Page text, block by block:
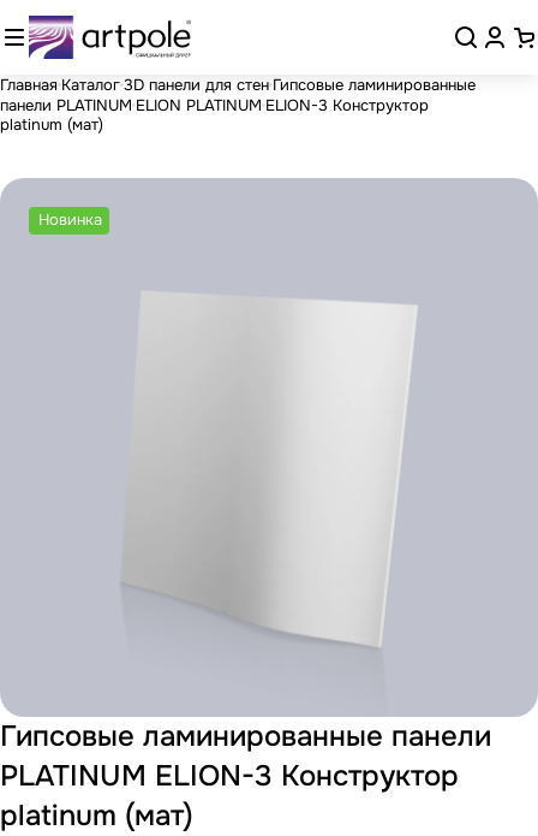
Главная Каталог3D панели для стен Гипсовые ламинированные
панели PLATINUM ELION PLATINUM ELION-3 Конструктор
platinum (мат)
Новинка
Гипсовые ламинированные панели
PLATINUM ELION-3 Конструктор
platinum (мат)